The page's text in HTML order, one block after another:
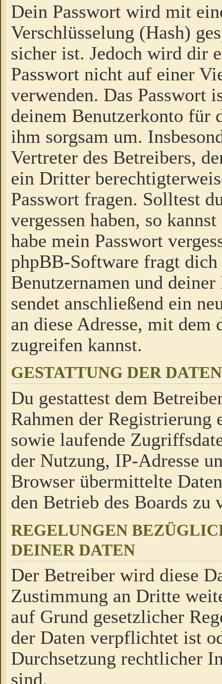
Dein Passwort wird mit
Verschlüsselung (Hash)
sicher ist. Jedoch wird dir
Passwort nicht auf einer
verwenden. Das Passwort
deinem Benutzerkonto für
ihm sorgsam um.
Vertreter des Betreibers,
ein Dritter
Passwort fragen. Solltest
vergessen haben, so
habe mein Passwort
phpBB-Software fragt dich
Benutzernamen und
sendet anschließend ein
an diese Adresse, mit dem
zugreifen kannst.
GESTATTUNG DER
Du gestattest dem
Rahmen der Registrierung
sowie laufende
der Nutzung, IP-Adresse
Browser übermittelte
den Betrieb des Boards zu
REGELUNGEN
DEINER DATEN
Der Betreiber wird diese
Zustimmung an Dritte
auf Grund gesetzlicher
der Daten verpflichtet ist
Durchsetzung rechtlicher
sind.